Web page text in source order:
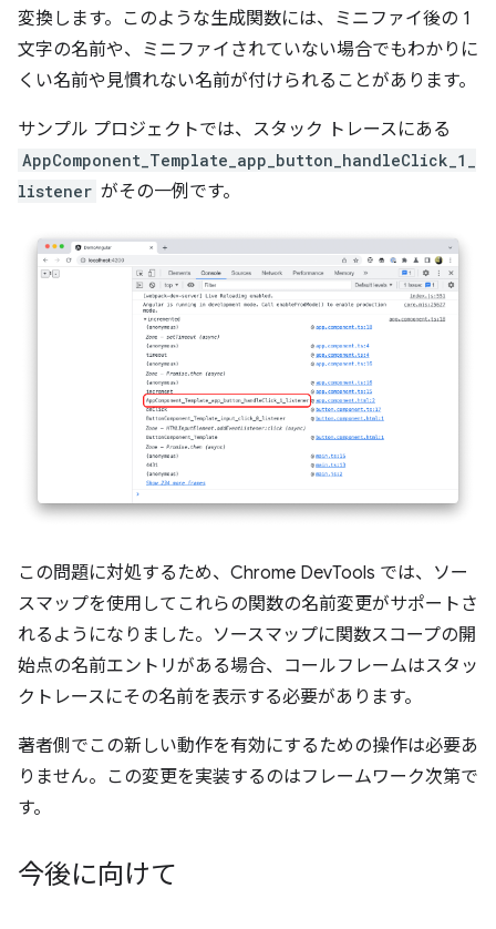
変換します。このような生成関数には、ミニファイ後の 1
文字の名前や、ミニファイされていない場合でもわかりに
くい名前や見慣れない名前が付けられることがあります。
サンプル プロジェクトでは、スタック トレースにある
AppComponent_Template_app_button_handleClick_1_
listener がその一例です。
この問題に対処するため、Chrome DevTools では、ソー
スマップを使用してこれらの関数の名前変更がサポートさ
れるようになりました。ソースマップに関数スコープの開
始点の名前エントリがある場合、コールフレームはスタッ
クトレースにその名前を表示する必要があります。
著者側でこの新しい動作を有効にするための操作は必要あ
りません。この変更を実装するのはフレームワーク次第で
す。
今後に向けて